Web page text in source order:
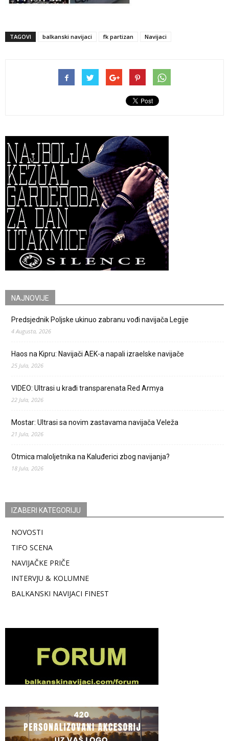
TAGOVI balkanski navijaci fk partizan Navijaci
NAJNOVIJE
Predsjednik Poljske ukinuo zabranu vođi navijača Legije
4 Augusta, 2026
Haos na Kipru: Navijači AEK-a napali izraelske navijače
25 Jula, 2026
VIDEO: Ultrasi u krađi transparenata Red Armya
22 Jula, 2026
Mostar: Ultrasi sa novim zastavama navijača Veleža
21 Jula, 2026
Otmica maloljetnika na Kaluđerici zbog navijanja?
18 Jula, 2026
IZABERI KATEGORIJU
NOVOSTI
TIFO SCENA
NAVIJAČKE PRIČE
INTERVJU & KOLUMNE
BALKANSKI NAVIJACI FINEST